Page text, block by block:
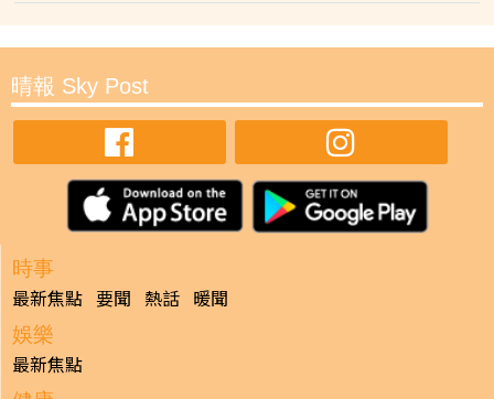
晴報 Sky Post
時事
最新焦點 要聞 熱話 暖聞
娛樂
最新焦點